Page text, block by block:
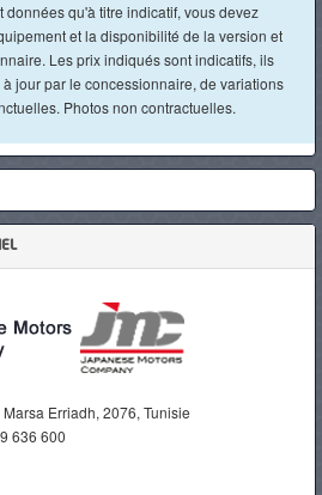
données qu'à titre indicatif, vous devez
et la disponibilité de la version et
Les prix indiqués sont indicatifs, ils
jour par le concessionnaire, de variations
Photos non contractuelles.
Erriadh, 2076, Tunisie
636 600